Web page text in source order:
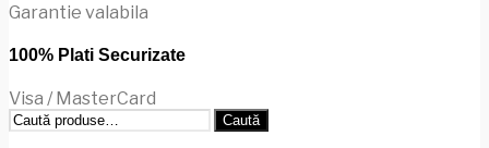
Garantie valabila
100% Plati Securizate
Visa / MasterCard
Caută
după:
Caută